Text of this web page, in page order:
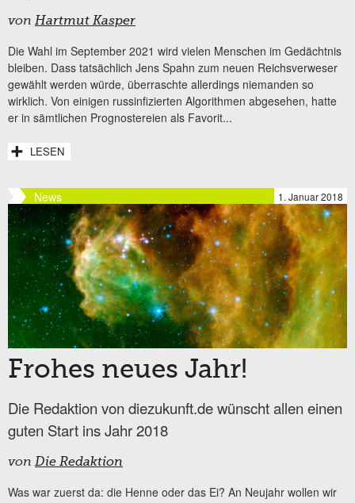
von Hartmut Kasper
Die Wahl im September 2021 wird vielen Menschen im Gedächtnis
bleiben. Dass tatsächlich Jens Spahn zum neuen Reichsverweser
gewählt werden würde, überraschte allerdings niemanden so
wirklich. Von einigen russinfizierten Algorithmen abgesehen, hatte
er in sämtlichen Prognostereien als Favorit...
LESEN
News 1. Januar 2018
Frohes neues Jahr!
Die Redaktion von diezukunft.de wünscht allen einen
guten Start ins Jahr 2018
von Die Redaktion
Was war zuerst da: die Henne oder das Ei? An Neujahr wollen wir